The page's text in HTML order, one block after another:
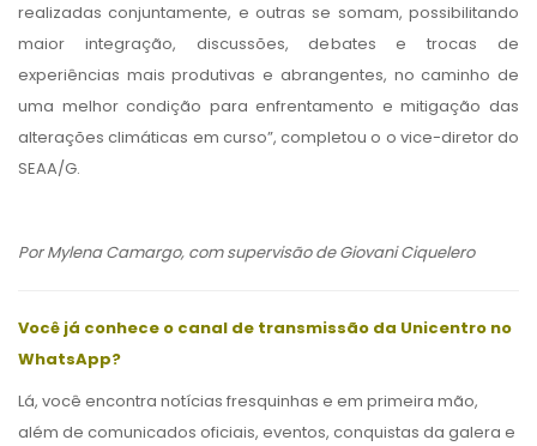
realizadas conjuntamente, e outras se somam, possibilitando
maior integração, discussões, debates e trocas de
experiências mais produtivas e abrangentes, no caminho de
uma melhor condição para enfrentamento e mitigação das
alterações climáticas em curso”, completou o o vice-diretor do
SEAA/G.
Por Mylena Camargo, com supervisão de Giovani Ciquelero
Você já conhece o canal de transmissão da Unicentro no
WhatsApp?
Lá, você encontra notícias fresquinhas e em primeira mão,
além de comunicados oficiais, eventos, conquistas da galera e